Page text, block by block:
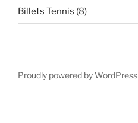
Billets Tennis (8)
Proudly powered by WordPress